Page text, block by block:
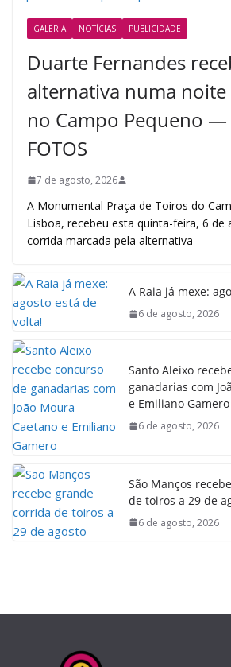
GALERIA NOTÍCIAS PUBLICIDADE
Duarte Fernandes
alternativa numa noite
no Campo Pequeno —
FOTOS
7 de agosto, 2026
A Monumental Praça de Toiros do
Lisboa, recebeu esta quinta-feira, 6 de
corrida marcada pela alternativa
A Raia já mexe:
6 de agosto, 2026
Santo Aleixo
ganadarias com
e Emiliano Gamero
6 de agosto, 2026
São Manços
de toiros a 29 de
6 de agosto, 2026